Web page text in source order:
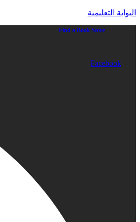
البوابة التعليمية
Find a Book Store
Facebook